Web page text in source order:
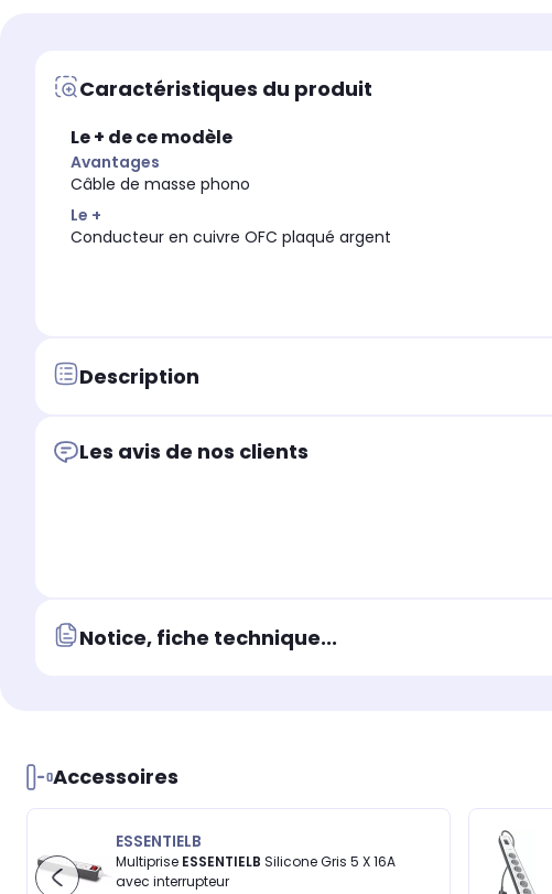
Caractéristiques du produit
Le + de ce modèle
Avantages
Câble de masse phono
Le +
Conducteur en cuivre OFC plaqué argent
Description
Les avis de nos clients
Notice, fiche technique...
Accessoires
ESSENTIELB
Multiprise ESSENTIELB
avec interrupteur